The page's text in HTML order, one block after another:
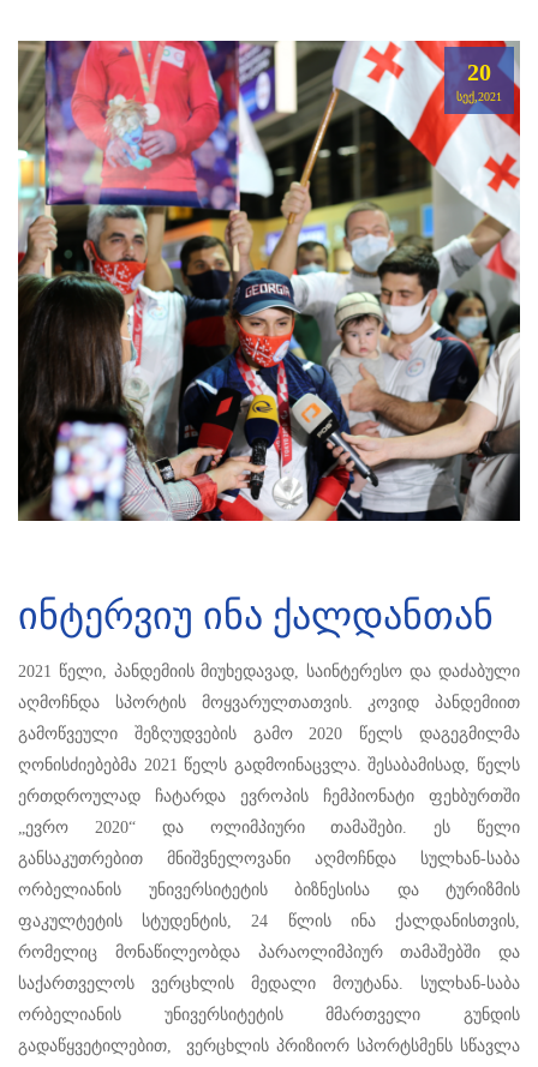
20
ᲡᲔᲥ,2021
ინტერვიუ ინა ქალდანთან
2021 წელი, პანდემიის მიუხედავად, საინტერესო და დაძაბული
აღმოჩნდა სპორტის მოყვარულთათვის. კოვიდ პანდემიით
გამოწვეული შეზღუდვების გამო 2020 წელს დაგეგმილმა
ღონისძიებებმა 2021 წელს გადმოინაცვლა. შესაბამისად, წელს
ერთდროულად ჩატარდა ევროპის ჩემპიონატი ფეხბურთში
„ევრო 2020“ და ოლიმპიური თამაშები. ეს წელი
განსაკუთრებით მნიშვნელოვანი აღმოჩნდა სულხან-საბა
ორბელიანის უნივერსიტეტის ბიზნესისა და ტურიზმის
ფაკულტეტის სტუდენტის, 24 წლის ინა ქალდანისთვის,
რომელიც მონაწილეობდა პარაოლიმპიურ თამაშებში და
საქართველოს ვერცხლის მედალი მოუტანა. სულხან-საბა
ორბელიანის უნივერსიტეტის მმართველი გუნდის
გადაწყვეტილებით, ვერცხლის პრიზიორ სპორტსმენს სწავლა